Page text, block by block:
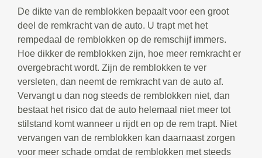
De dikte van de remblokken bepaalt voor een groot
deel de remkracht van de auto. U trapt met het
rempedaal de remblokken op de remschijf immers.
Hoe dikker de remblokken zijn, hoe meer remkracht er
overgebracht wordt. Zijn de remblokken te ver
versleten, dan neemt de remkracht van de auto af.
Vervangt u dan nog steeds de remblokken niet, dan
bestaat het risico dat de auto helemaal niet meer tot
stilstand komt wanneer u rijdt en op de rem trapt. Niet
vervangen van de remblokken kan daarnaast zorgen
voor meer schade omdat de remblokken met steeds